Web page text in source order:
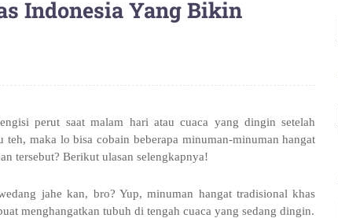
Indonesia Yang Bikin
perut saat malam hari atau cuaca yang dingin setelah
maka lo bisa cobain beberapa minuman-minuman hangat
tersebut? Berikut ulasan selengkapnya!
jahe kan, bro? Yup, minuman hangat tradisional khas
menghangatkan tubuh di tengah cuaca yang sedang dingin.